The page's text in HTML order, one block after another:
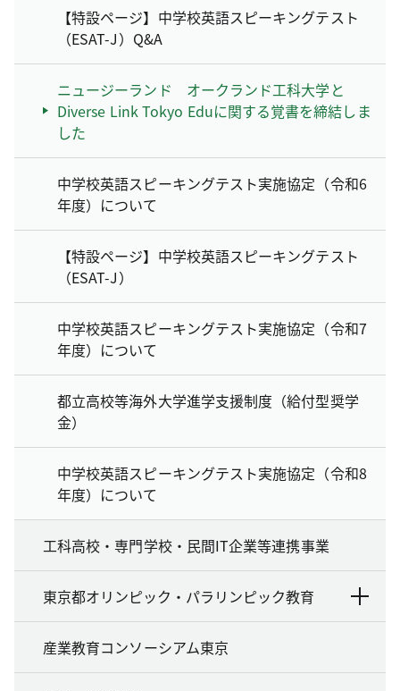
【特設ページ】中学校英語スピーキングテスト
（ESAT-J）Q&A
ニュージーランド オークランド工科大学と
Diverse Link Tokyo Eduに関する覚書を締結しま
した
中学校英語スピーキングテスト実施協定（令和6
年度）について
【特設ページ】中学校英語スピーキングテスト
（ESAT-J）
中学校英語スピーキングテスト実施協定（令和7
年度）について
都立高校等海外大学進学支援制度（給付型奨学
金）
中学校英語スピーキングテスト実施協定（令和8
年度）について
工科高校・専門学校・民間IT企業等連携事業
東京都オリンピック・パラリンピック教育
産業教育コンソーシアム東京